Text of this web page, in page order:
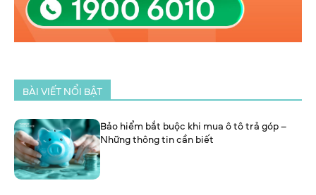
BÀI VIẾT NỔI BẬT
Bảo hiểm bắt buộc khi mua ô tô trả góp –
Những thông tin cần biết